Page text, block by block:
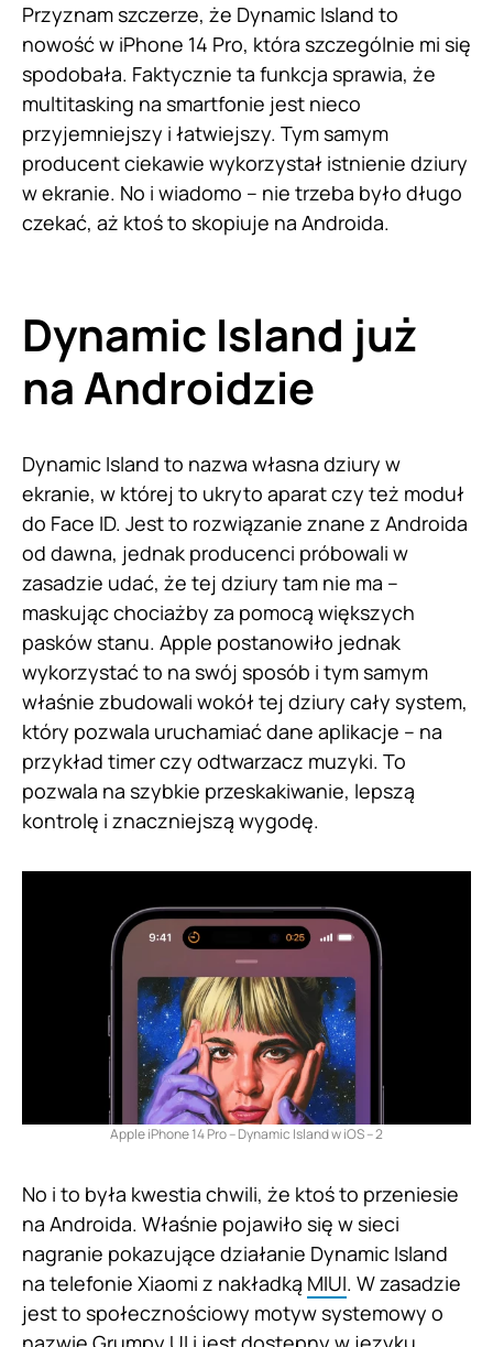
Przyznam szczerze, że Dynamic Island to
nowość w iPhone 14 Pro, która szczególnie mi się
spodobała. Faktycznie ta funkcja sprawia, że
multitasking na smartfonie jest nieco
przyjemniejszy i łatwiejszy. Tym samym
producent ciekawie wykorzystał istnienie dziury
w ekranie. No i wiadomo – nie trzeba było długo
czekać, aż ktoś to skopiuje na Androida.
Dynamic Island już
na Androidzie
Dynamic Island to nazwa własna dziury w
ekranie, w której to ukryto aparat czy też moduł
do Face ID. Jest to rozwiązanie znane z Androida
od dawna, jednak producenci próbowali w
zasadzie udać, że tej dziury tam nie ma –
maskując chociażby za pomocą większych
pasków stanu. Apple postanowiło jednak
wykorzystać to na swój sposób i tym samym
właśnie zbudowali wokół tej dziury cały system,
który pozwala uruchamiać dane aplikacje – na
przykład timer czy odtwarzacz muzyki. To
pozwala na szybkie przeskakiwanie, lepszą
kontrolę i znaczniejszą wygodę.
Apple iPhone 14 Pro – Dynamic Island w iOS – 2
No i to była kwestia chwili, że ktoś to przeniesie
na Androida. Właśnie pojawiło się w sieci
nagranie pokazujące działanie Dynamic Island
na telefonie Xiaomi z nakładką MIUI. W zasadzie
jest to społecznościowy motyw systemowy o